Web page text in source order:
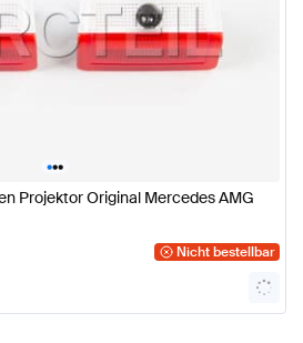
•••
Projektor Original Mercedes AMG
Nicht bestellbar